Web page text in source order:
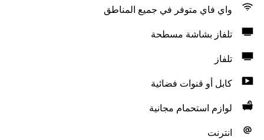
واي فاي متوفر في جميع المناطق
تلفاز بشاشة مسطحة
تلفاز
كابل أو قنوات فضائية
لوازم استحمام مجانية
انترنت